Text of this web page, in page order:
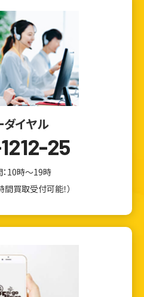
ダイヤル
25
10時～19時
間買取受付可能！）